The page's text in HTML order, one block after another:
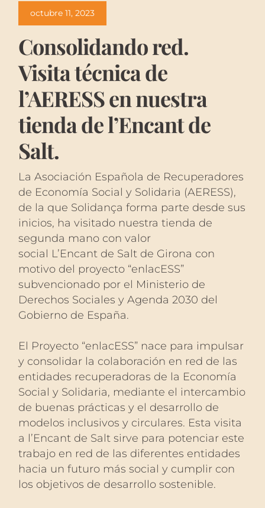
octubre 11, 2023
Consolidando red.
Visita técnica de
l’AERESS en nuestra
tienda de l’Encant de
Salt.
La Asociación Española de Recuperadores
de Economía Social y Solidaria (AERESS),
de la que Solidança forma parte desde sus
inicios, ha visitado nuestra tienda de
segunda mano con valor
social L’Encant de Salt de Girona con
motivo del proyecto “enlacESS”
subvencionado por el Ministerio de
Derechos Sociales y Agenda 2030 del
Gobierno de España.
El Proyecto “enlacESS” nace para impulsar
y consolidar la colaboración en red de las
entidades recuperadoras de la Economía
Social y Solidaria, mediante el intercambio
de buenas prácticas y el desarrollo de
modelos inclusivos y circulares. Esta visita
a l’Encant de Salt sirve para potenciar este
trabajo en red de las diferentes entidades
hacia un futuro más social y cumplir con
los objetivos de desarrollo sostenible.